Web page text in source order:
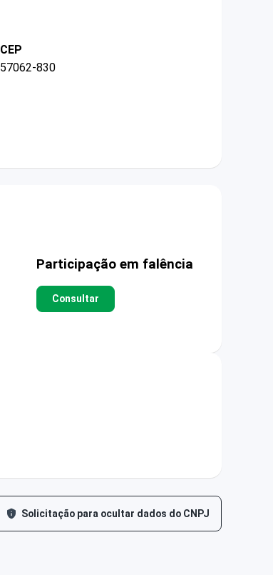
CEP
57062-830
Participação em falência
Consultar
Solicitação para ocultar dados do CNPJ